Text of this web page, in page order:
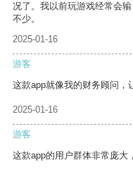
况了。我以前玩游戏经常会
不少。
2025-01-16
游客
这款app就像我的财务顾问，
2025-01-16
游客
这款app的用户群体非常庞大